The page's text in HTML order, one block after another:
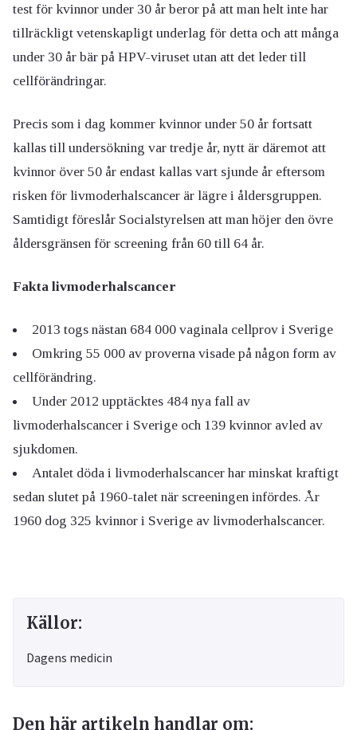
test för kvinnor under 30 år beror på att man helt inte har
tillräckligt vetenskapligt underlag för detta och att många
under 30 år bär på HPV-viruset utan att det leder till
cellförändringar.
Precis som i dag kommer kvinnor under 50 år fortsatt
kallas till undersökning var tredje år, nytt är däremot att
kvinnor över 50 år endast kallas vart sjunde år eftersom
risken för livmoderhalscancer är lägre i åldersgruppen.
Samtidigt föreslår Socialstyrelsen att man höjer den övre
åldersgränsen för screening från 60 till 64 år.
Fakta livmoderhalscancer
2013 togs nästan 684 000 vaginala cellprov i Sverige
Omkring 55 000 av proverna visade på någon form av
cellförändring.
Under 2012 upptäcktes 484 nya fall av
livmoderhalscancer i Sverige och 139 kvinnor avled av
sjukdomen.
Antalet döda i livmoderhalscancer har minskat kraftigt
sedan slutet på 1960-talet när screeningen infördes. År
1960 dog 325 kvinnor i Sverige av livmoderhalscancer.
Källor:
Dagens medicin
Den här artikeln handlar om: